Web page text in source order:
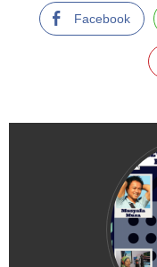
Facebook